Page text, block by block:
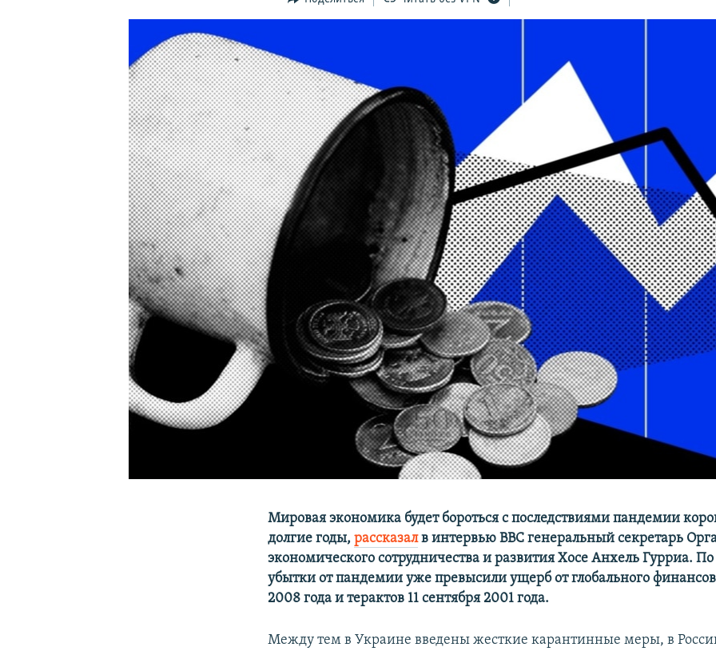
УКРАИНСКАЯ ПРОБЛЕМА КРЫМА
Мировая экономика будет бороться с последствиями пандемии
долгие годы,рассказалв интервью BBC генеральный секретарь
экономического сотрудничества и развития Хосе Анхель Гурриа.
убытки от пандемии уже превысили ущерб от глобального
2008 года и терактов 11 сентября 2001 года.
Между тем в Украине введены жесткие карантинные меры, в